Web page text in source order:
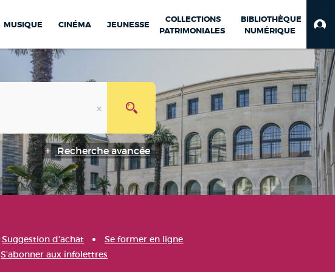
MUSIQUE CINÉMA JEUNESSE
COLLECTIONS
PATRIMONIALES
BIBLIOTHÈQUE
NUMÉRIQUE
Recherche avancée
Suggestion d'achat
Se former en ligne
S'abonner aux infolettres